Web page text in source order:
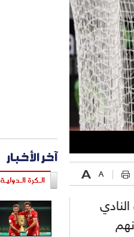
آخر الأخبار
الـكرة الـدوليـة